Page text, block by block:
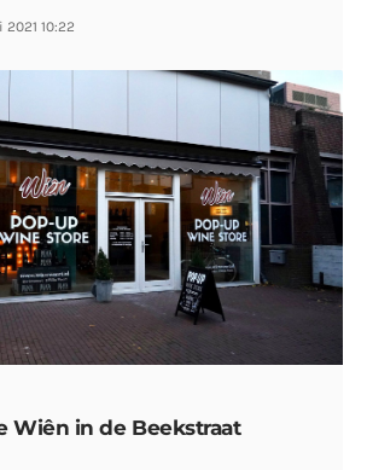
2021 10:22
Wiên in de Beekstraat